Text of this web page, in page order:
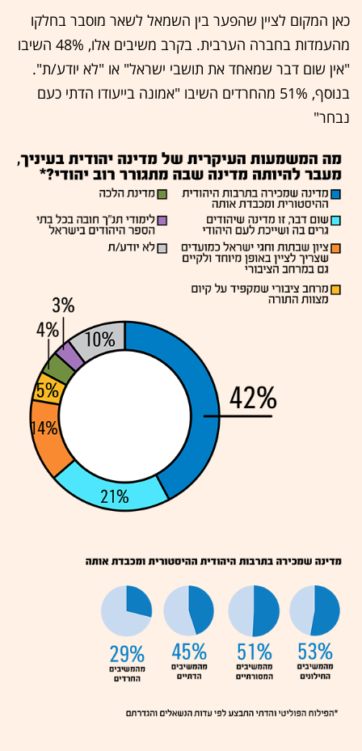
כאן המקום לציין שהפער בין השמאל לשאר מוסבר בחלקו
מהעמדות בחברה הערבית. בקרב משיבים אלו, 48% השיבו
"אין שום דבר שמאחד את תושבי ישראל" או "לא יודע/ת".
בנוסף, 51% מהחרדים השיבו "אמונה בייעודו הדתי כעם
נבחר"